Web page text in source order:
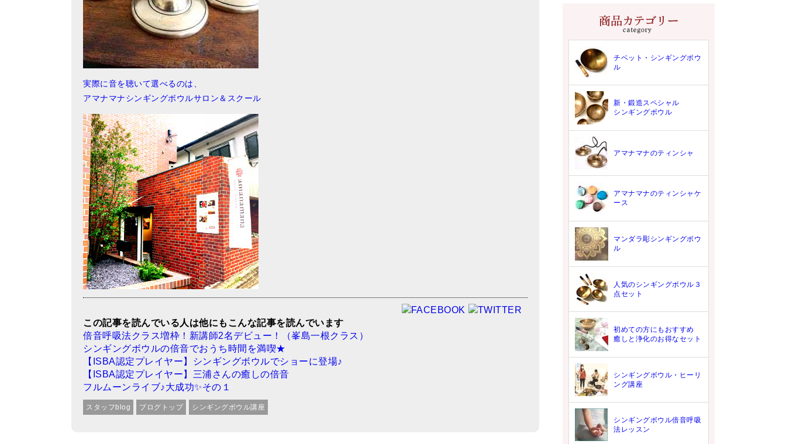
実際に音を聴いて選べるのは、
アマナマナシンギングボウルサロン＆スクール
この記事を読んでいる人は他にもこんな記事を読んでいます
倍音呼吸法クラス増枠！新講師2名デビュー！（峯島一根クラス）
シンギングボウルの倍音でおうち時間を満喫★
【ISBA認定プレイヤー】シンギングボウルでショーに登場♪
【ISBA認定プレイヤー】三浦さんの癒しの倍音
フルムーンライブ♪大成功✨その１
スタッフblog ブログトップ シンギングボウル講座
チベット・シンギングボウ
ル
新・鍛造スペシャル
シンギングボウル
アマナマナのティンシャ
アマナマナのティンシャケ
ース
マンダラ彫シンギングボウ
ル
人気のシンギングボウル３
点セット
初めての方にもおすすめ
癒しと浄化のお得なセット
シンギングボウル・ヒーリ
ング講座
シンギングボウル倍音呼吸
法レッスン